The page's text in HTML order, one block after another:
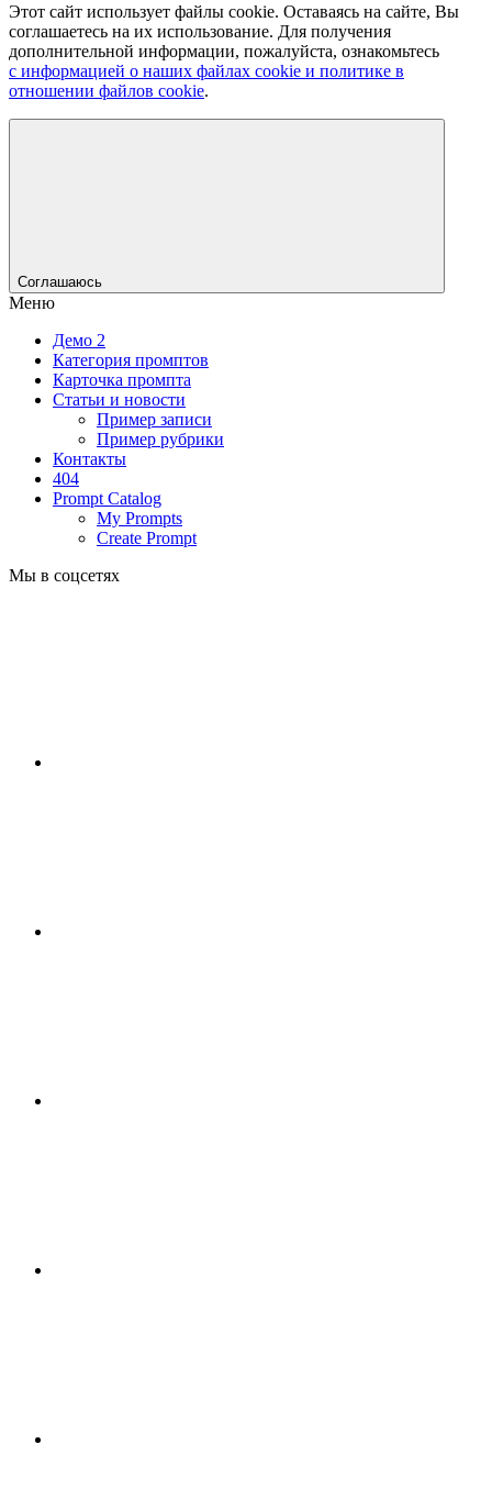
Этот сайт использует файлы cookie. Оставаясь на сайте, Вы
соглашаетесь на их использование. Для получения
дополнительной информации, пожалуйста, ознакомьтесь
с информацией о наших файлах cookie и политике в
отношении файлов cookie.
Соглашаюсь
Меню
Демо 2
Категория промптов
Карточка промпта
Статьи и новости
Пример записи
Пример рубрики
Контакты
404
Prompt Catalog
My Prompts
Create Prompt
Мы в соцсетях